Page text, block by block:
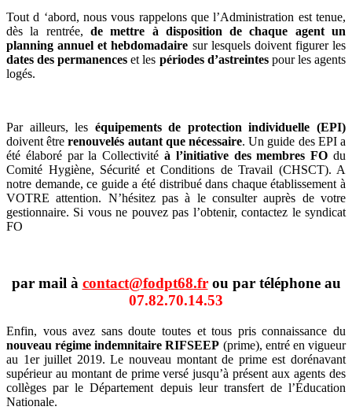
Tout d ‘abord, nous vous rappelons que l’Administration est tenue,
dès la rentrée, de mettre à disposition de chaque agent un
planning annuel et hebdomadaire sur lesquels doivent figurer les
dates des permanences et les périodes d’astreintespour les agents
logés.
Par ailleurs, les équipements de protection individuelle (EPI)
doivent êtrerenouvelés autant que nécessaire. Un guide des EPI a
été élaboré par la Collectivité à l’initiative des membres FO du
Comité Hygiène, Sécurité et Conditions de Travail (CHSCT). A
notre demande, ce guide a été distribué dans chaque établissement à
VOTRE attention. N’hésitez pas à le consulter auprès de votre
gestionnaire. Si vous ne pouvez pas l’obtenir, contactez le syndicat
FO
par mail à contact@fodpt68.frou par téléphone au
07.82.70.14.53
Enfin, vous avez sans doute toutes et tous pris connaissance du
nouveau régime indemnitaire RIFSEEP (prime), entré en vigueur
au 1er juillet 2019. Le nouveau montant de prime est dorénavant
supérieur au montant de prime versé jusqu’à présent aux agents des
collèges par le Département depuis leur transfert de l’Éducation
Nationale.